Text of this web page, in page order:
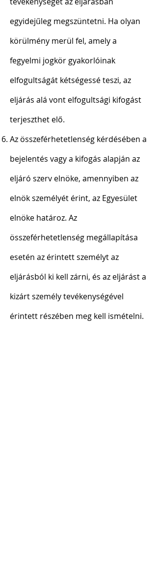
egyidejűleg megszüntetni. Ha olyan
körülmény merül fel, amely a
fegyelmi jogkör gyakorlóinak
elfogultságát kétségessé teszi, az
eljárás alá vont elfogultsági kifogást
terjeszthet elő.
Az összeférhetetlenség kérdésében a
bejelentés vagy a kifogás alapján az
eljáró szerv elnöke, amennyiben az
elnök személyét érint, az Egyesület
elnöke határoz. Az
összeférhetetlenség megállapítása
esetén az érintett személyt az
eljárásból ki kell zárni, és az eljárást a
kizárt személy tevékenységével
érintett részében meg kell ismételni.